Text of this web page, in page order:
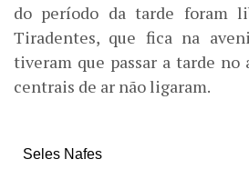
do período da tarde foram
Tiradentes, que fica na
tiveram que passar a tarde
centrais de ar não ligaram.
Seles Nafes